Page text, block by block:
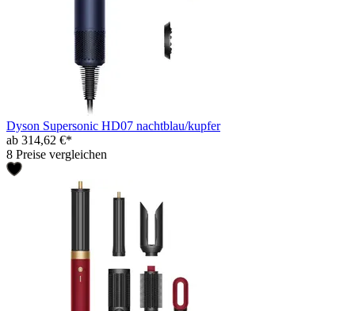
Dyson Supersonic HD07 nachtblau/kupfer
ab 314,62 €*
8 Preise vergleichen